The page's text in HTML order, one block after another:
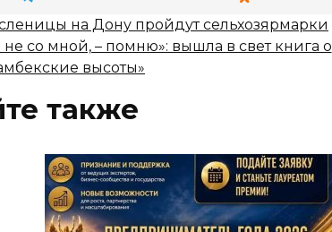
на Дону пройдут сельхозярмарки
не со мной, – помню»: вышла в свет книга о
высоты»
также